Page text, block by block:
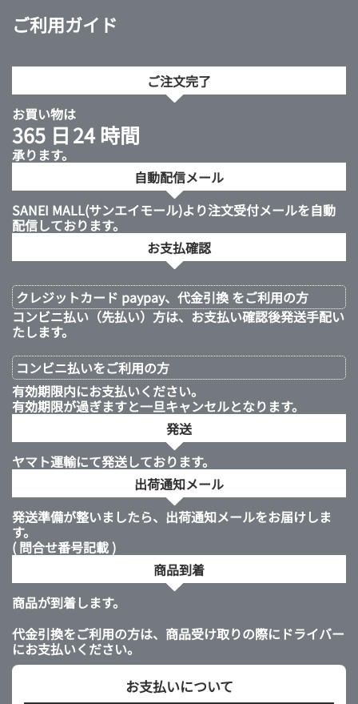
ご利用ガイド
ご注文完了
お買い物は
365 日24 時間
承ります。
自動配信メール
SANEI MALL(サンエイモール)より注文受付メールを自動
配信しております。
お支払確認
クレジットカード paypay、代金引換 をご利用の方
コンビニ払い（先払い）方は、お支払い確認後発送手配い
たします。
コンビニ払いをご利用の方
有効期限内にお支払いください。
有効期限が過ぎますと一旦キャンセルとなります。
発送
ヤマト運輸にて発送しております。
出荷通知メール
発送準備が整いましたら、出荷通知メールをお届けしま
す。
( 問合せ番号記載 )
商品到着
商品が到着します。
代金引換をご利用の方は、商品受け取りの際にドライバー
にお支払いください。
お支払いについて